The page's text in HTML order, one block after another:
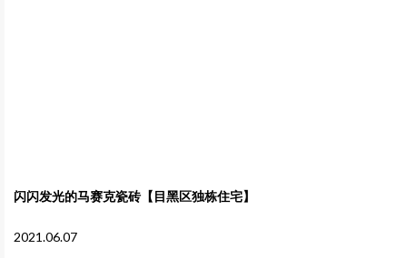
闪闪发光的马赛克瓷砖【目黑区独栋住宅】
2021.06.07